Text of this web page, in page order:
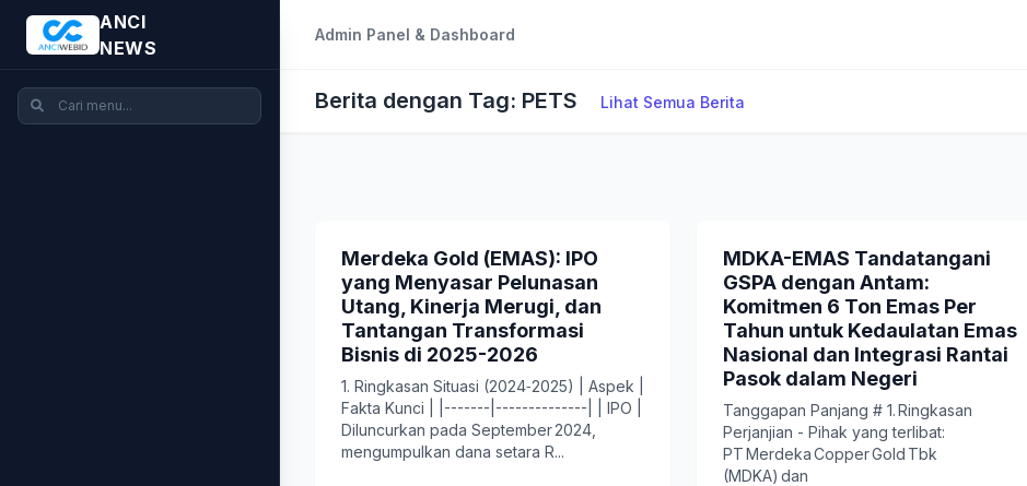
ANCI
NEWS
Admin Panel & Dashboard
Berita dengan Tag: PETS Lihat Semua Berita
Merdeka Gold (EMAS): IPO
yang Menyasar Pelunasan
Utang, Kinerja Merugi, dan
Tantangan Transformasi
Bisnis di 2025-2026
1. Ringkasan Situasi (2024‑2025) | Aspek |
Fakta Kunci | |-------|--------------| | IPO |
Diluncurkan pada September 2024,
mengumpulkan dana setara R...
MDKA-EMAS Tandatangani
GSPA dengan Antam:
Komitmen 6 Ton Emas Per
Tahun untuk Kedaulatan Emas
Nasional dan Integrasi Rantai
Pasok dalam Negeri
Tanggapan Panjang # 1. Ringkasan
Perjanjian - Pihak yang terlibat:
PT Merdeka Copper Gold Tbk
(MDKA) dan